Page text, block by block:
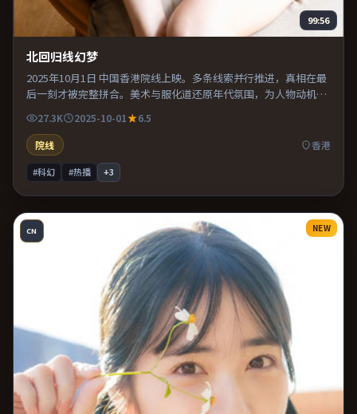
99:56
北回归线幻梦
2025年10月1日 中国香港院线上映。多条线索并行推进，真相在最
后一刻才被完整拼合。美术与服化道还原年代氛围，为人物动机提
供可信支撑。整体完成度较高，适合周末一口气看完。
27.3K 2025-10-01
6.5
院线
香港
#科幻 #热播 +3
CN NEW